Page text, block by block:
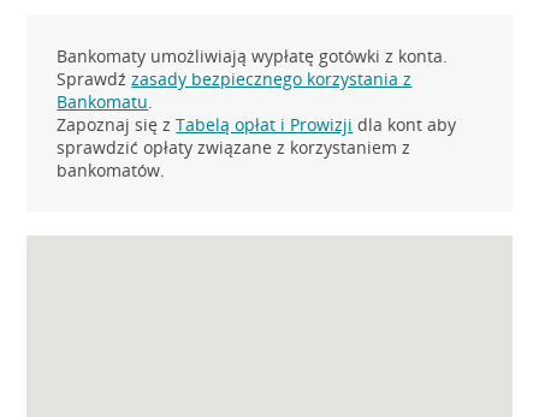
Bankomaty umożliwiają wypłatę gotówki z konta.
Sprawdźzasady bezpiecznego korzystania z
Bankomatu.
Zapoznaj się zTabelą opłat i Prowizji dla kont aby
sprawdzić opłaty związane z korzystaniem z
bankomatów.